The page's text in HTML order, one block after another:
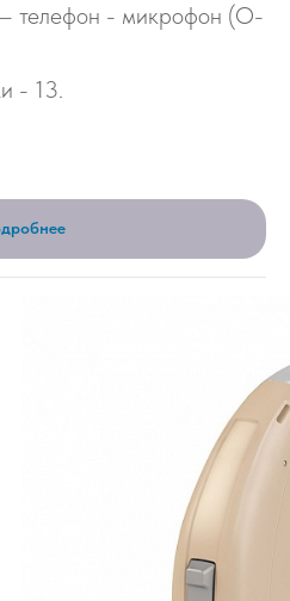
телефон - микрофон (О-
- 13.